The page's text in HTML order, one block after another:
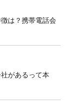
は？携帯電話会
があるって本